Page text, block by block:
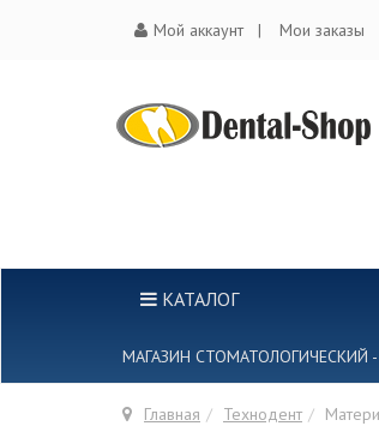
Мой аккаунт Мои заказы
КАТАЛОГ
МАГАЗИН СТОМАТОЛОГИЧЕСКИЙ
Главная Технодент